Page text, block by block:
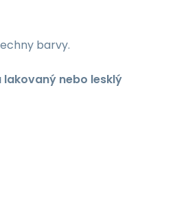
barvy.
nebo lesklý